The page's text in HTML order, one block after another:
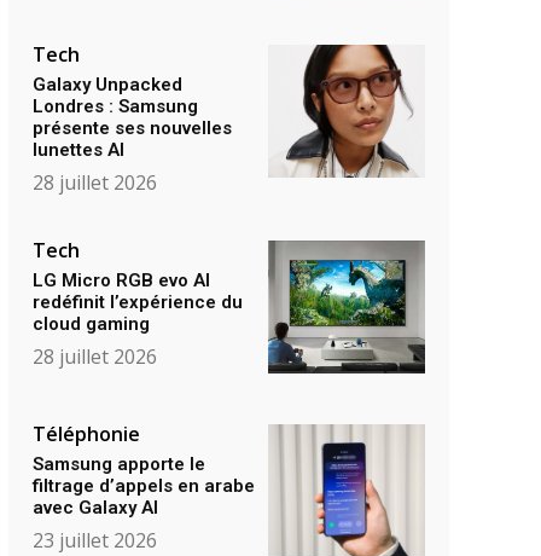
Tech
Galaxy Unpacked
Londres : Samsung
présente ses nouvelles
lunettes AI
28 juillet 2026
Tech
LG Micro RGB evo AI
redéfinit l’expérience du
cloud gaming
28 juillet 2026
Téléphonie
Samsung apporte le
filtrage d’appels en arabe
avec Galaxy AI
23 juillet 2026